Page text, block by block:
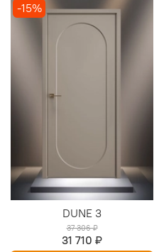
-15%
DUNE 3
37 306 ₽
31 710 ₽